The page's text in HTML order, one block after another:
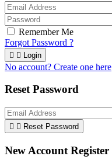
Remember Me
Forgot Password ?
  Login
No account? Create one here
Reset Password
  Reset Password
New Account Register